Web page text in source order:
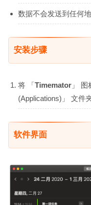
数据不会发送到任何
安装步骤
将 「Timemator 」
(Applications)」 文件
软件界面